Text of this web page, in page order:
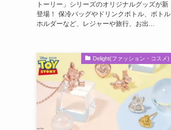
トーリー」シリーズのオリジナルグッズが新
登場！ 保冷バッグやドリンクボトル、ボトル
ホルダーなど、レジャーや旅行、お出...
Delight(ファッション・コスメ)